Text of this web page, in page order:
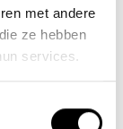
met andere
ze hebben
services.